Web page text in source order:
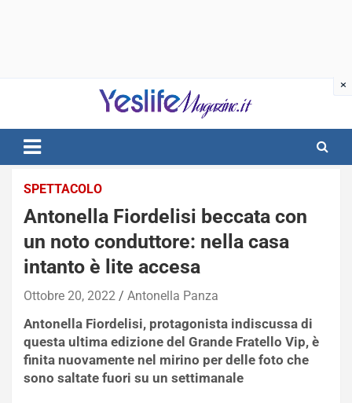
notizie di intrattenimento
SPETTACOLO
Antonella Fiordelisi beccata con
un noto conduttore: nella casa
intanto è lite accesa
Ottobre 20, 2022 Antonella Panza
Antonella Fiordelisi, protagonista indiscussa di
questa ultima edizione del Grande Fratello Vip, è
finita nuovamente nel mirino per delle foto che
sono saltate fuori su un settimanale